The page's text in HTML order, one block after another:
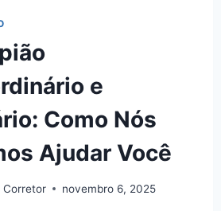
e
Como Nós
Ajudar Você
Corretor novembro 6, 2025